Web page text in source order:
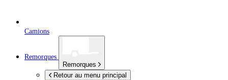
Camions
Remorques
Remorques
Retour au menu principal